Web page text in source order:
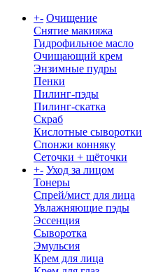
+- Очищение
Снятие макияжа
Гидрофильное масло
Очищающий крем
Энзимные пудры
Пенки
Пилинг-пэды
Пилинг-скатка
Скраб
Кислотные сыворотки
Спонжи конняку
Сеточки + щёточки
+- Уход за лицом
Тонеры
Спрей/мист для лица
Увлажняющие пэды
Эссенция
Сыворотка
Эмульсия
Крем для лица